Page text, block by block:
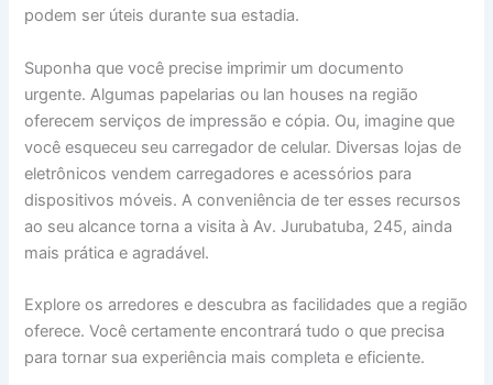
podem ser úteis durante sua estadia.
Suponha que você precise imprimir um documento
urgente. Algumas papelarias ou lan houses na região
oferecem serviços de impressão e cópia. Ou, imagine que
você esqueceu seu carregador de celular. Diversas lojas de
eletrônicos vendem carregadores e acessórios para
dispositivos móveis. A conveniência de ter esses recursos
ao seu alcance torna a visita à Av. Jurubatuba, 245, ainda
mais prática e agradável.
Explore os arredores e descubra as facilidades que a região
oferece. Você certamente encontrará tudo o que precisa
para tornar sua experiência mais completa e eficiente.